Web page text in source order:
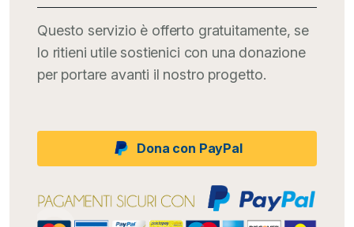
Questo servizio è offerto gratuitamente, se
lo ritieni utile sostienici con una donazione
per portare avanti il nostro progetto.
Dona con PayPal